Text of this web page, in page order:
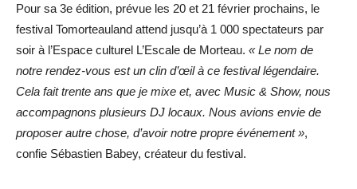
Pour sa 3e édition, prévue les 20 et 21 février prochains, le
festival Tomorteauland attend jusqu’à 1 000 spectateurs par
soir à l’Espace culturel L’Escale de Morteau. « Le nom de
notre rendez-vous est un clin d’œil à ce festival légendaire.
Cela fait trente ans que je mixe et, avec Music & Show, nous
accompagnons plusieurs DJ locaux. Nous avions envie de
proposer autre chose, d’avoir notre propre événement »,
confie Sébastien Babey, créateur du festival.